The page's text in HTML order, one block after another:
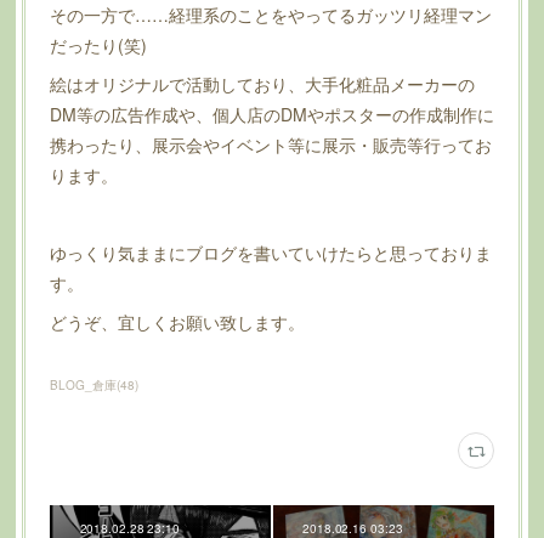
その一方で……経理系のことをやってるガッツリ経理マン
だったり(笑)
絵はオリジナルで活動しており、大手化粧品メーカーの
DM等の広告作成や、個人店のDMやポスターの作成制作に
携わったり、展示会やイベント等に展示・販売等行ってお
ります。
ゆっくり気ままにブログを書いていけたらと思っておりま
す。
どうぞ、宜しくお願い致します。
BLOG_倉庫(48)
2018.02.28 23:10 2018.02.16 03:23